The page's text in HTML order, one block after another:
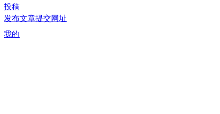
投稿
发布文章提交网址
我的